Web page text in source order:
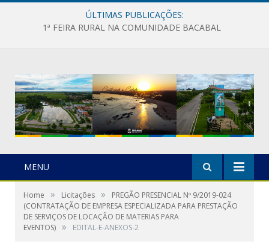
ÚLTIMAS PUBLICAÇÕES:
1ª FEIRA RURAL NA COMUNIDADE BACABAL
MENU
Home » Licitações »
PREGÃO PRESENCIAL Nº 9/2019-024
(CONTRATAÇÃO DE EMPRESA ESPECIALIZADA PARA PRESTAÇÃO
DE SERVIÇOS DE LOCAÇÃO DE MATERIAS PARA
EVENTOS) » EDITAL-E-ANEXOS-2